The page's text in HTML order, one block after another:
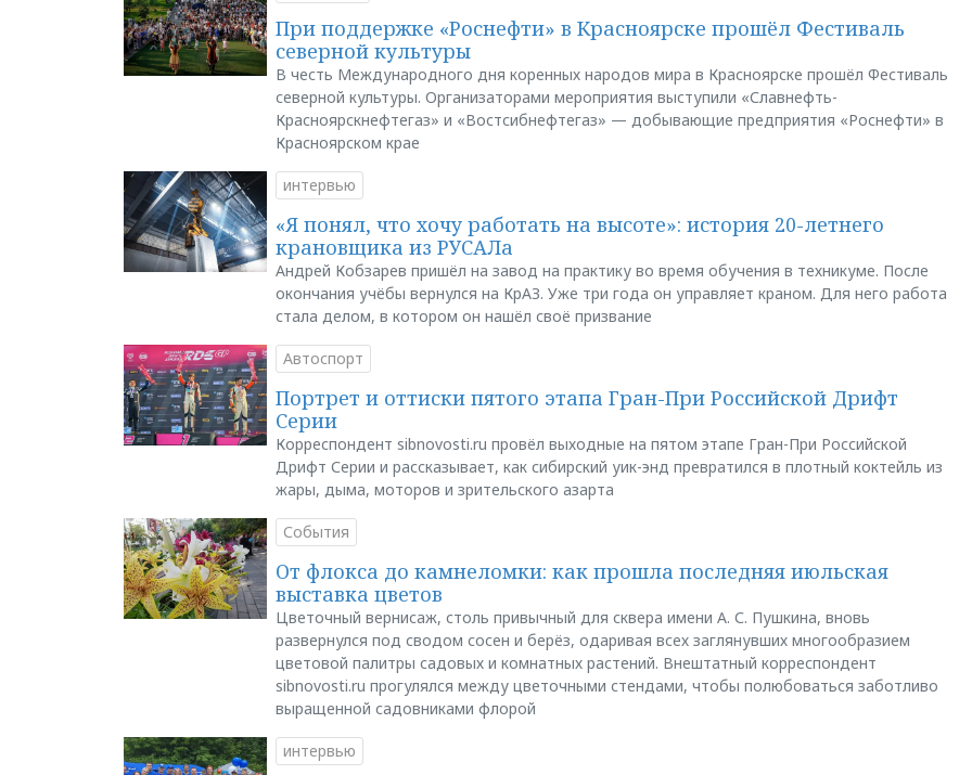
При поддержке «Роснефти» в Красноярске прошёл Фестиваль
северной культуры
В честь Международного дня коренных народов мира в Красноярске прошёл Фестиваль
северной культуры. Организаторами мероприятия выступили «Славнефть-
Красноярскнефтегаз» и «Востсибнефтегаз» — добывающие предприятия «Роснефти» в
Красноярском крае
интервью
«Я понял, что хочу работать на высоте»: история 20-летнего
крановщика из РУСАЛа
Андрей Кобзарев пришёл на завод на практику во время обучения в техникуме. После
окончания учёбы вернулся на КрАЗ. Уже три года он управляет краном. Для него работа
стала делом, в котором он нашёл своё призвание
Автоспорт
Портрет и оттиски пятого этапа Гран-При Российской Дрифт
Серии
Корреспондент sibnovosti.ru провёл выходные на пятом этапе Гран-При Российской
Дрифт Серии и рассказывает, как сибирский уик-энд превратился в плотный коктейль из
жары, дыма, моторов и зрительского азарта
События
От флокса до камнеломки: как прошла последняя июльская
выставка цветов
Цветочный вернисаж, столь привычный для сквера имени А. С. Пушкина, вновь
развернулся под сводом сосен и берёз, одаривая всех заглянувших многообразием
цветовой палитры садовых и комнатных растений. Внештатный корреспондент
sibnovosti.ru прогулялся между цветочными стендами, чтобы полюбоваться заботливо
выращенной садовниками флорой
интервью